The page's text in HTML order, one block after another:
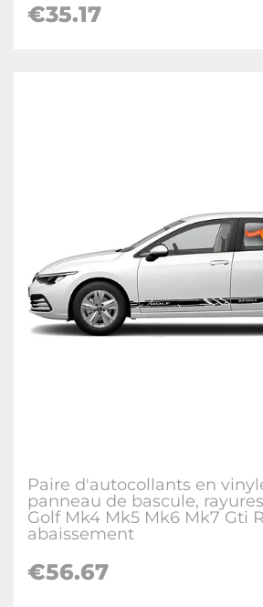
€35.17
Paire d'autocollants en
panneau de bascule,
Golf Mk4 Mk5 Mk6 Mk7 Gti
abaissement
€56.67